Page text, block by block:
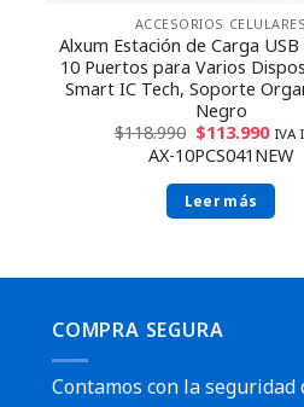
ACCESORIOS
Alxum Estación de Carga USB
10 Puertos para Varios
Smart IC Tech, Soporte
Negro
$118.990 $113.990 IVA
AX-10PCS041NEW
Leer más
COMPRA SEGURA
Contamos con la seguridad